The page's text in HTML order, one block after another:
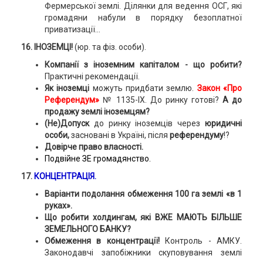
Фермерської землі. Ділянки для ведення ОСГ, які
громадяни набули в порядку безоплатної
приватизації...
16. ІНОЗЕМЦІ!(юр. та фіз. особи).
Компанії з іноземним капіталом - що робити?
Практичні рекомендації.
Як іноземці можуть придбати землю. Закон «Про
Референдум»№ 1135-ІХ. До ринку готові?А до
продажу землі іноземцям?
(Не)Допуск до ринку іноземців черезюридичні
особи,засновані в Україні, після референдуму!?
Довірче право власності.
Подвійне ЗЕ громадянство.
17. КОНЦЕНТРАЦІЯ.
Варіанти подолання обмеження 100 га землі «в 1
руках».
Що робити холдингам, які ВЖЕ МАЮТЬ БІЛЬШЕ
ЗЕМЕЛЬНОГО БАНКУ?
Обмеження в концентрації!
Контроль - АМКУ.
Законодавчі запобіжники скуповування землі